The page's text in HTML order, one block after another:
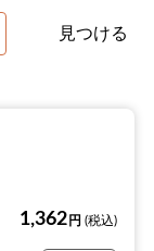
見つける
1,362 円 (税込)